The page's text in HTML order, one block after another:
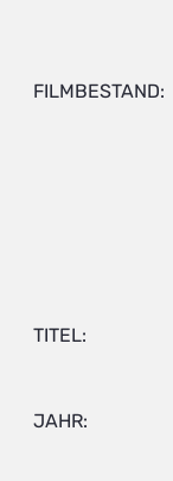
FILMBESTAND:
TITEL:
JAHR: